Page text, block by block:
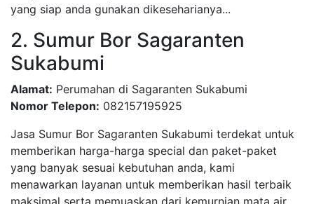
yang siap anda gunakan dikeseharianya...
2. Sumur Bor Sagaranten
Sukabumi
Alamat: Perumahan di Sagaranten Sukabumi
Nomor Telepon: 082157195925
Jasa Sumur Bor Sagaranten Sukabumi terdekat untuk
memberikan harga-harga special dan paket-paket
yang banyak sesuai kebutuhan anda, kami
menawarkan layanan untuk memberikan hasil terbaik
maksimal serta memuaskan dari kemurnian mata air